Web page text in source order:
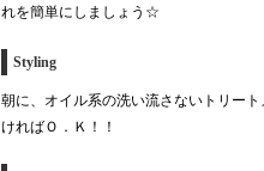
れを簡単にしましょう☆
Styling
朝に、オイル系の洗い流さないトリート
ければＯ．Ｋ！！